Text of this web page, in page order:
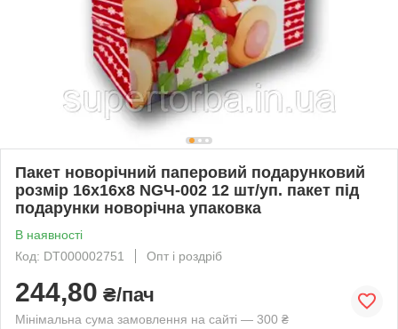
Пакет новорічний паперовий подарунковий
розмір 16х16х8 NGЧ-002 12 шт/уп. пакет під
подарунки новорічна упаковка
В наявності
Код: DT000002751
Опт і роздріб
244,80 ₴/пач
Мінімальна сума замовлення на сайті — 300 ₴